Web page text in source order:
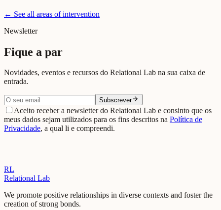
Aceder ao Observatório
← See all areas of intervention
Newsletter
Fique a par
Novidades, eventos e recursos do Relational Lab na sua caixa de
entrada.
Subscrever
Aceito receber a newsletter do Relational Lab e consinto que os
meus dados sejam utilizados para os fins descritos na Política de
Privacidade, a qual li e compreendi.
RL
Relational Lab
We promote positive relationships in diverse contexts and foster the
creation of strong bonds.